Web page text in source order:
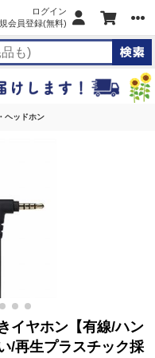
ログイン
会員登録(無料)
ヘッドホン
イヤホン【有線/ハン
/再生プラスチック採